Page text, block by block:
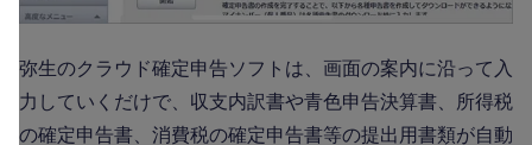
弥生のクラウド確定申告ソフトは、画面の案内に沿って入
力していくだけで、収支内訳書や青色申告決算書、所得税
の確定申告書、消費税の確定申告書等の提出用書類が自動